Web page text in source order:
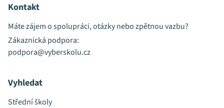
Kontakt
Máte zájem o spolupráci, otázky nebo zpětnou vazbu?
Zákaznická podpora:
podpora@vyberskolu.cz
Vyhledat
Střední školy